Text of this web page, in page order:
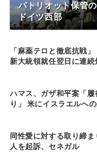
パトリオット保管
ドイツ西部
「麻薬テロと徹底抗戦
新大統領就任翌日に連続
ハマス、ガザ和平案「履
り」 米にイスラエルへ
同性愛に対する取り締ま
人を起訴、セネガル